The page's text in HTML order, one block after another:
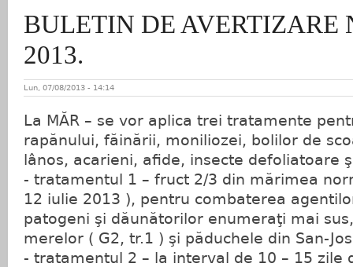
BULETIN DE AVERTIZARE
2013.
Lun, 07/08/2013 - 14:14
La MĂR – se vor aplica trei tratamente
rapănului, făinării, moniliozei, bolilor de
lânos, acarieni, afide, insecte defoliatoare
- tratamentul 1 – fruct 2/3 din mărimea
12 iulie 2013 ), pentru combaterea
patogeni şi dăunătorilor enumeraţi mai
merelor ( G2, tr.1 ) şi păduchele din San-
- tratamentul 2 – la interval de 10 – 15 zile